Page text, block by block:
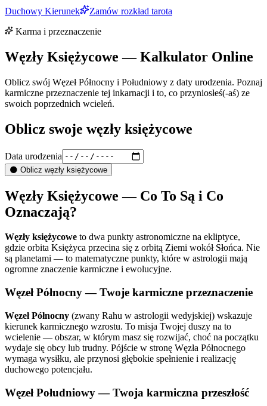
Duchowy Kierunek
Zamów rozkład tarota
Karma i przeznaczenie
Węzły Księżycowe — Kalkulator Online
Oblicz swój Węzeł Północny i Południowy z daty urodzenia. Poznaj
karmiczne przeznaczenie tej inkarnacji i to, co przyniosłeś(-aś) ze
swoich poprzednich wcieleń.
Oblicz swoje węzły księżycowe
Data urodzenia
🌑 Oblicz węzły księżycowe
Węzły Księżycowe — Co To Są i Co
Oznaczają?
Węzły księżycowe to dwa punkty astronomiczne na ekliptyce,
gdzie orbita Księżyca przecina się z orbitą Ziemi wokół Słońca. Nie
są planetami — to matematyczne punkty, które w astrologii mają
ogromne znaczenie karmiczne i ewolucyjne.
Węzeł Północny — Twoje karmiczne przeznaczenie
Węzeł Północny (zwany Rahu w astrologii wedyjskiej) wskazuje
kierunek karmicznego wzrostu. To misja Twojej duszy na to
wcielenie — obszar, w którym masz się rozwijać, choć na początku
wydaje się obcy lub trudny. Pójście w stronę Węzła Północnego
wymaga wysiłku, ale przynosi głębokie spełnienie i realizację
duchowego potencjału.
Węzeł Południowy — Twoja karmiczna przeszłość